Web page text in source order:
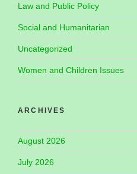
Law and Public Policy
Social and Humanitarian
Uncategorized
Women and Children Issues
ARCHIVES
August 2026
July 2026